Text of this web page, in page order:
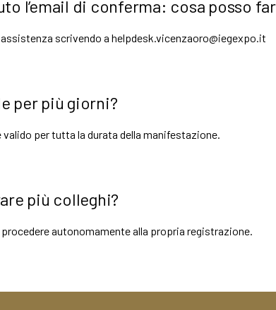
l’email di conferma: cosa posso
assistenza scrivendo a helpdesk.vicenzaoro@iegexpo.it
per più giorni?
valido per tutta la durata della manifestazione.
più colleghi?
autonomamente alla propria registrazione.